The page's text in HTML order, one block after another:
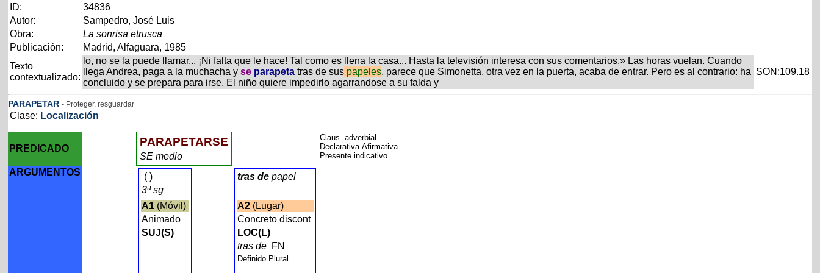
ID:
34836
Autor:
Sampedro, José Luis
Obra:
La sonrisa etrusca
Publicación:
Madrid, Alfaguara, 1985
Texto
contextualizado:
lo, no se la puede llamar... ¡Ni falta que le hace! Tal como es llena la casa... Hasta la televisión interesa con sus comentarios.» Las horas vuelan. Cuando
llega Andrea, paga a la muchacha y se parapeta tras de sus papeles, parece que Simonetta, otra vez en la puerta, acaba de entrar. Pero es al contrario: ha
concluido y se prepara para irse. El niño quiere impedirlo agarrandose a su falda y
SON:109.18
PARAPETAR - Proteger, resguardar
Clase: Localización
PREDICADO
PARAPETARSE
SE medio
Claus. adverbial
Declarativa Afirmativa
Presente indicativo
ARGUMENTOS ( )
3ª sg
A1 (Móvil)
Animado
SUJ(S)
tras de papel
A2 (Lugar)
Concreto discont
LOC(L)
tras de FN
Definido Plural